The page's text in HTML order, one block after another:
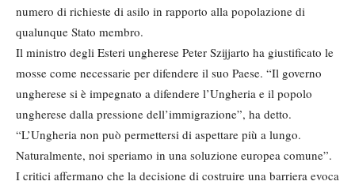
numero di richieste di asilo in rapporto alla popolazione di
qualunque Stato membro.
Il ministro degli Esteri ungherese Peter Szijjarto ha giustificato le
mosse come necessarie per difendere il suo Paese. “Il governo
ungherese si è impegnato a difendere l’Ungheria e il popolo
ungherese dalla pressione dell’immigrazione”, ha detto.
“L’Ungheria non può permettersi di aspettare più a lungo.
Naturalmente, noi speriamo in una soluzione europea comune”.
I critici affermano che la decisione di costruire una barriera evoca